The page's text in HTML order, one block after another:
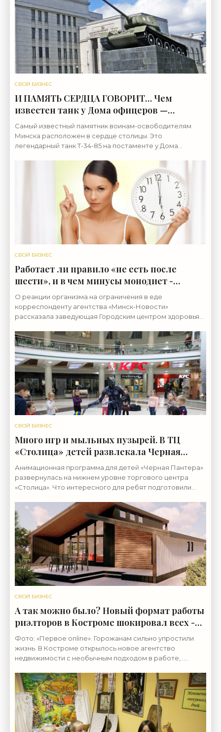
СВОЙ БИЗНЕС
И ПАМЯТЬ СЕРДЦА ГОВОРИТ… Чем
известен танк у Дома офицеров —
памятник воинам-освободителям -
«Свежие новости строительства»
Самый известный памятник воинам-освободителям
Минска расположен в сердце столицы. Это
легендарный танк Т-34-85 на постаменте у Дома
СВОЙ БИЗНЕС
Работает ли правило «не есть после
шести», и в чем минусы монодиет -
«Свежие новости строительства»
О реакции организма на ограничения в еде
корреспонденту агентства «Минск-Новости»
рассказала заведующая Городским центром здоровья
сбросе веса...
СВОЙ БИЗНЕС
Много игр и мыльных пузырей. В ТЦ
«Столица» детей развлекала Черная
Пантера - «Свежие новости
строительства»
Анимационная программа для детей «Черная Пантера»
развернулась на нижнем уровне торгового центра
«Столица». Что интересного для ребят подготовили
СВОЙ БИЗНЕС
А так можно было? Новый формат работы
риэлторов в Костроме шокировал всех -
«Недвижимость»
Фото: «Первое online». Горожанам сильно упростили
жизнь. В Костроме открылось новое агентство
недвижимости с необычным подходом в работе, .
было и